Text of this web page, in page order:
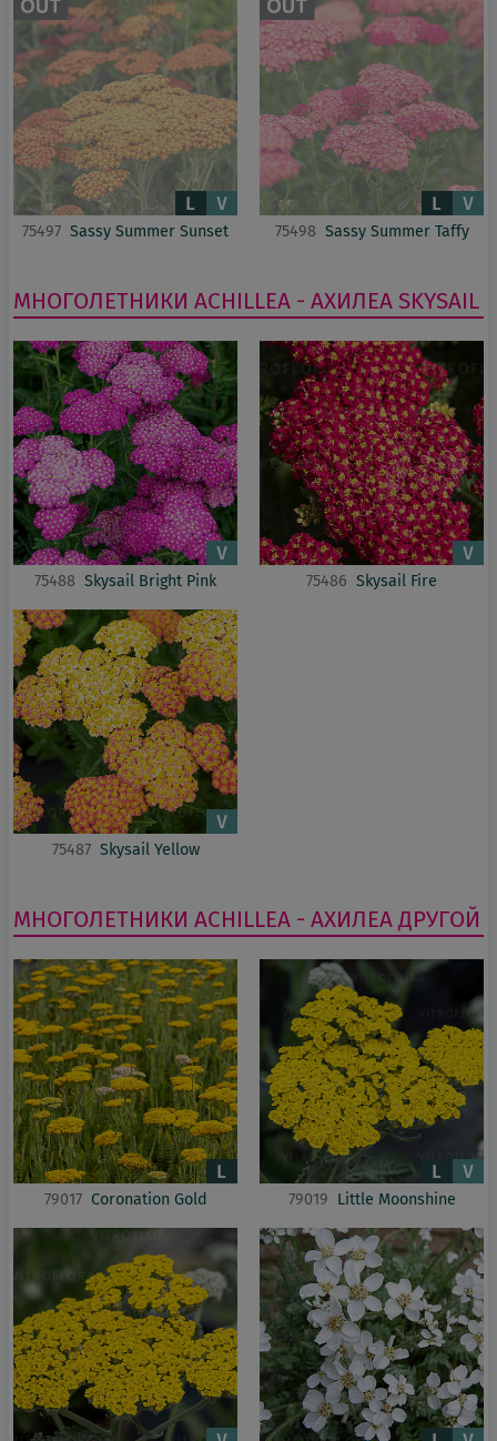
75497 Sassy Summer Sunset 75498 Sassy Summer Taffy
МНОГОЛЕТНИКИ ACHILLEA - АХИЛЕА SKYSAIL
75488 Skysail Bright Pink 75486 Skysail Fire
75487 Skysail Yellow
МНОГОЛЕТНИКИ ACHILLEA - АХИЛЕА ДРУГОЙ
79017 Coronation Gold 79019 Little Moonshine